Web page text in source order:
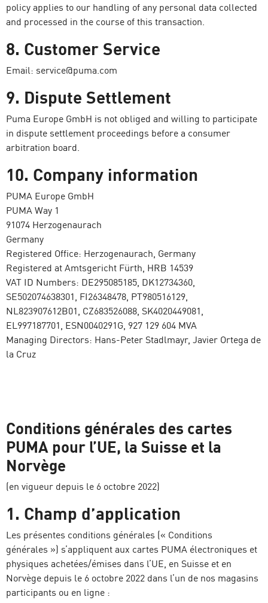
policy applies to our handling of any personal data collected
and processed in the course of this transaction.
8. Customer Service
Email: service@puma.com
9. Dispute Settlement
Puma Europe GmbH is not obliged and willing to participate
in dispute settlement proceedings before a consumer
arbitration board.
10. Company information
PUMA Europe GmbH
PUMA Way 1
91074 Herzogenaurach
Germany
Registered Office: Herzogenaurach, Germany
Registered at Amtsgericht Fürth, HRB 14539
VAT ID Numbers: DE295085185, DK12734360,
SE502074638301, FI26348478, PT980516129,
NL823907612B01, CZ683526088, SK4020449081,
EL997187701, ESN0040291G, 927 129 604 MVA
Managing Directors: Hans-Peter Stadlmayr, Javier Ortega de
la Cruz
Conditions générales des cartes
PUMA pour l’UE, la Suisse et la
Norvège
(en vigueur depuis le 6 octobre 2022)
1. Champ d’application
Les présentes conditions générales (« Conditions
générales ») s’appliquent aux cartes PUMA électroniques et
physiques achetées/émises dans l’UE, en Suisse et en
Norvège depuis le 6 octobre 2022 dans l’un de nos magasins
participants ou en ligne :